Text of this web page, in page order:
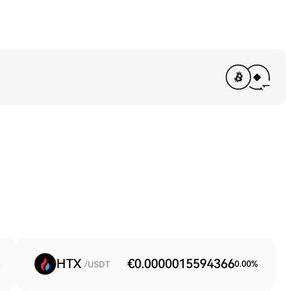
HTX /USDT €0.00000155943660.00%